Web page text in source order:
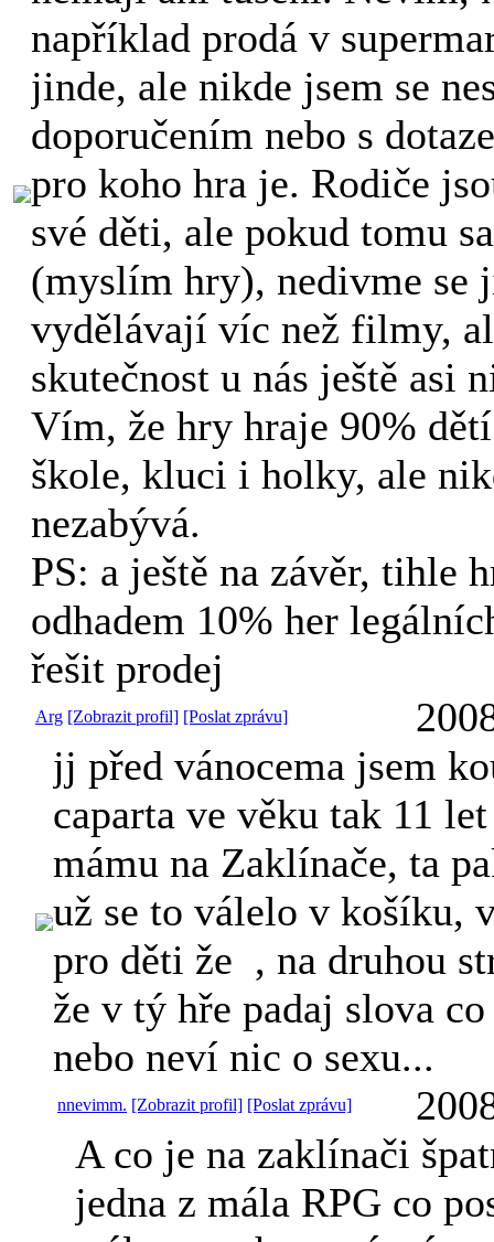
například prodá v
jinde, ale nikde jsem se
doporučením nebo s
pro koho hra je. Rodiče
své děti, ale pokud tomu
(myslím hry), nedivme se
vydělávají víc než filmy,
skutečnost u nás ještě asi
Vím, že hry hraje 90%
škole, kluci i holky, ale
nezabývá.
PS: a ještě na závěr, tihle
odhadem 10% her
řešit prodej
Arg [Zobrazit profil] [Poslat zprávu]
jj před vánocema jsem
caparta ve věku tak 11
mámu na Zaklínače, ta
už se to válelo v košíku,
pro děti že , na druhou
že v tý hře padaj slova
nebo neví nic o sexu...
nnevimm. [Zobrazit profil] [Poslat zprávu]
A co je na zaklínači
jedna z mála RPG co